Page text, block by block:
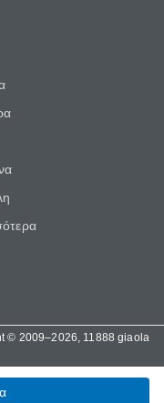
© 2009–2026, 11888 giaola